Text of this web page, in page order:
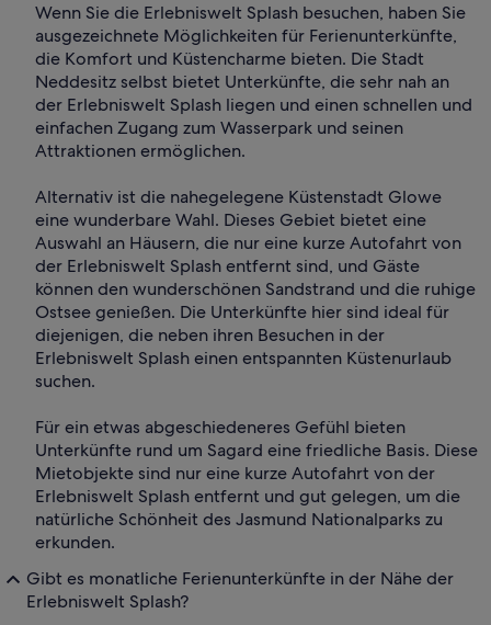
Wenn Sie die Erlebniswelt Splash besuchen, haben Sie
ausgezeichnete Möglichkeiten für Ferienunterkünfte,
die Komfort und Küstencharme bieten. Die Stadt
Neddesitz selbst bietet Unterkünfte, die sehr nah an
der Erlebniswelt Splash liegen und einen schnellen und
einfachen Zugang zum Wasserpark und seinen
Attraktionen ermöglichen.
Alternativ ist die nahegelegene Küstenstadt Glowe
eine wunderbare Wahl. Dieses Gebiet bietet eine
Auswahl an Häusern, die nur eine kurze Autofahrt von
der Erlebniswelt Splash entfernt sind, und Gäste
können den wunderschönen Sandstrand und die ruhige
Ostsee genießen. Die Unterkünfte hier sind ideal für
diejenigen, die neben ihren Besuchen in der
Erlebniswelt Splash einen entspannten Küstenurlaub
suchen.
Für ein etwas abgeschiedeneres Gefühl bieten
Unterkünfte rund um Sagard eine friedliche Basis. Diese
Mietobjekte sind nur eine kurze Autofahrt von der
Erlebniswelt Splash entfernt und gut gelegen, um die
natürliche Schönheit des Jasmund Nationalparks zu
erkunden.
Gibt es monatliche Ferienunterkünfte in der Nähe der
Erlebniswelt Splash?